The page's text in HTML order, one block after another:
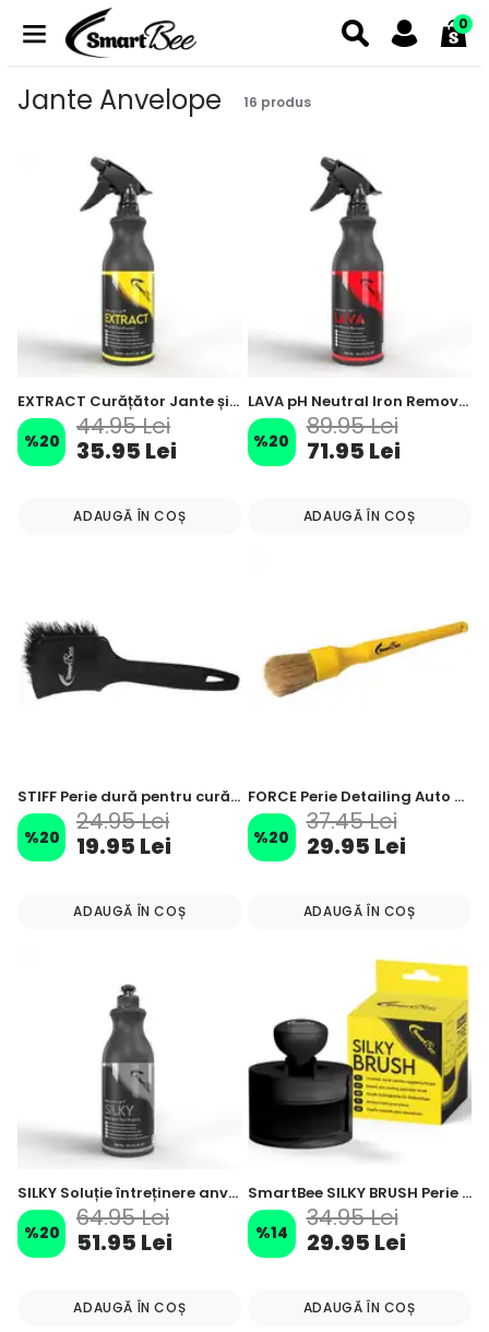
0
Jante Anvelope 16 produs
EXTRACT Curățător Jante și Anvelope – 500 ml
%20
44.95 Lei
35.95 Lei
ADAUGĂ ÎN COȘ
LAVA pH Neutral Iron Remover și Curățător Reactiv Particule de Fier - 500 ml
%20
89.95 Lei
71.95 Lei
ADAUGĂ ÎN COȘ
STIFF Perie dură pentru curățarea anvelopelor auto 21 cm
%20
24.95 Lei
19.95 Lei
ADAUGĂ ÎN COȘ
FORCE Perie Detailing Auto cu Păr de Cal 19cm 30mm
%20
37.45 Lei
29.95 Lei
ADAUGĂ ÎN COȘ
SILKY Soluție întreținere anvelope mat satinat – 500 ml
%20
64.95 Lei
51.95 Lei
ADAUGĂ ÎN COȘ
SmartBee SILKY BRUSH Perie Rotundă pentru Aplicare Dressing Anvelope
%14
34.95 Lei
29.95 Lei
ADAUGĂ ÎN COȘ